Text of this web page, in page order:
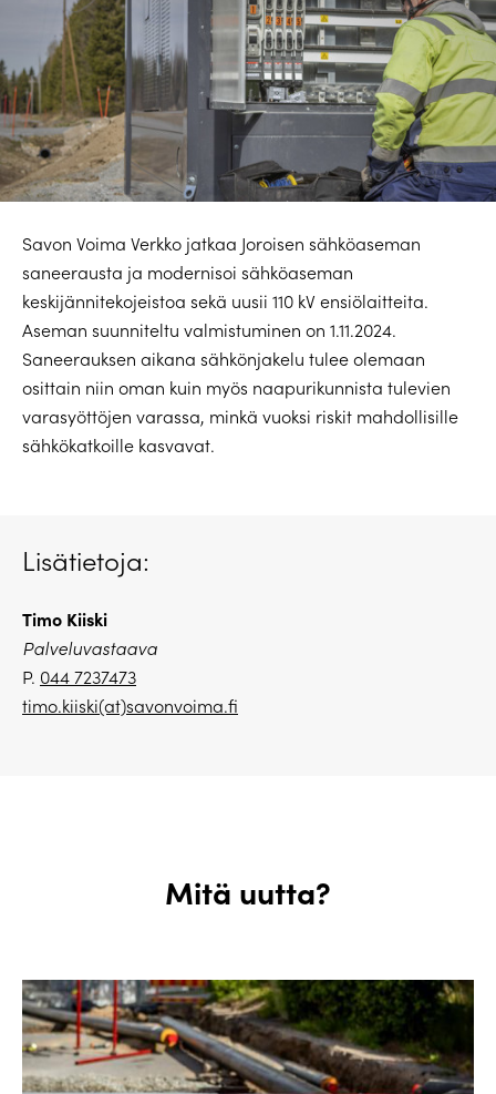
Savon Voima Verkko jatkaa Joroisen sähköaseman
saneerausta ja modernisoi sähköaseman
keskijännitekojeistoa sekä uusii 110 kV ensiölaitteita.
Aseman suunniteltu valmistuminen on 1.11.2024.
Saneerauksen aikana sähkönjakelu tulee olemaan
osittain niin oman kuin myös naapurikunnista tulevien
varasyöttöjen varassa, minkä vuoksi riskit mahdollisille
sähkökatkoille kasvavat.
Lisätietoja:
Timo Kiiski
Palveluvastaava
P. 044 7237473
timo.kiiski(at)savonvoima.fi
Mitä uutta?